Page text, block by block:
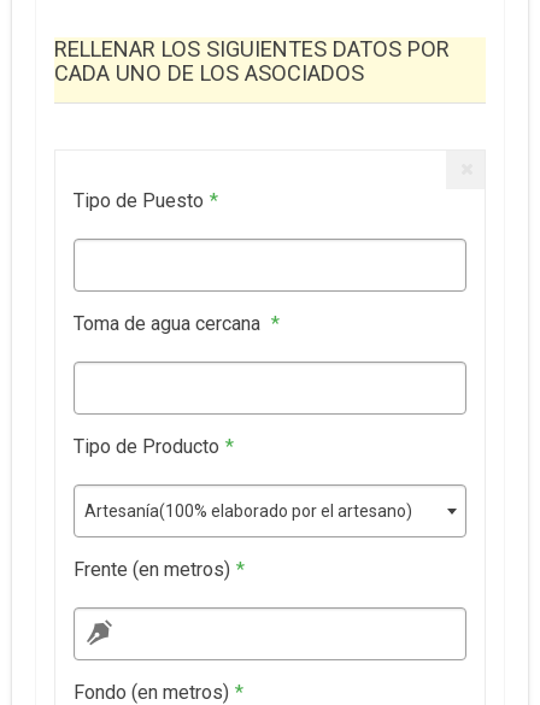
RELLENAR LOS SIGUIENTES DATOS POR
CADA UNO DE LOS ASOCIADOS
Tipo de Puesto *
Toma de agua cercana *
Tipo de Producto *
Artesanía(100% elaborado por el artesano)
Frente (en metros) *
Fondo (en metros) *